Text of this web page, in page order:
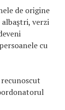
de origine
albaştri, verzi
cu
recunoscut